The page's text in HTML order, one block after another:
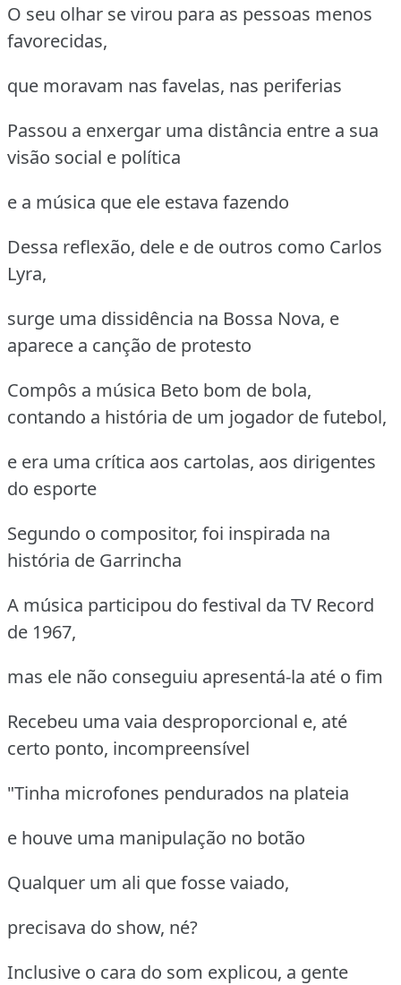
O seu olhar se virou para as pessoas menos
favorecidas,
que moravam nas favelas, nas periferias
Passou a enxergar uma distância entre a sua
visão social e política
e a música que ele estava fazendo
Dessa reflexão, dele e de outros como Carlos
Lyra,
surge uma dissidência na Bossa Nova, e
aparece a canção de protesto
Compôs a música Beto bom de bola,
contando a história de um jogador de futebol,
e era uma crítica aos cartolas, aos dirigentes
do esporte
Segundo o compositor, foi inspirada na
história de Garrincha
A música participou do festival da TV Record
de 1967,
mas ele não conseguiu apresentá-la até o fim
Recebeu uma vaia desproporcional e, até
certo ponto, incompreensível
"Tinha microfones pendurados na plateia
e houve uma manipulação no botão
Qualquer um ali que fosse vaiado,
precisava do show, né?
Inclusive o cara do som explicou, a gente